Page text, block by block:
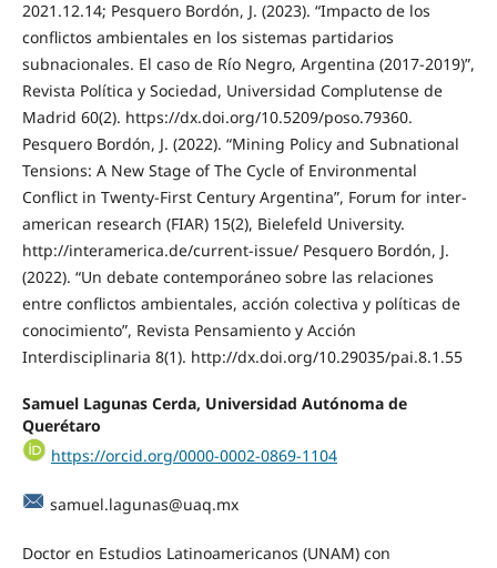
2021.12.14; Pesquero Bordón, J. (2023). “Impacto de los
conflictos ambientales en los sistemas partidarios
subnacionales. El caso de Río Negro, Argentina (2017-2019)”,
Revista Política y Sociedad, Universidad Complutense de
Madrid 60(2). https://dx.doi.org/10.5209/poso.79360.
Pesquero Bordón, J. (2022). “Mining Policy and Subnational
Tensions: A New Stage of The Cycle of Environmental
Conflict in Twenty-First Century Argentina”, Forum for inter-
american research (FIAR) 15(2), Bielefeld University.
http://interamerica.de/current-issue/ Pesquero Bordón, J.
(2022). “Un debate contemporáneo sobre las relaciones
entre conflictos ambientales, acción colectiva y políticas de
conocimiento”, Revista Pensamiento y Acción
Interdisciplinaria 8(1). http://dx.doi.org/10.29035/pai.8.1.55
Samuel Lagunas Cerda, Universidad Autónoma de
Querétaro
https://orcid.org/0000-0002-0869-1104
samuel.lagunas@uaq.mx
Doctor en Estudios Latinoamericanos (UNAM) con